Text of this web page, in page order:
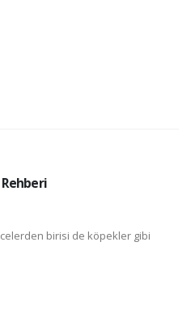
birisi de köpekler gibi